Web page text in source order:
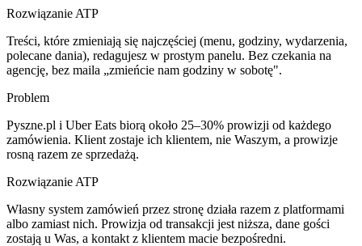
Rozwiązanie ATP
Treści, które zmieniają się najczęściej (menu, godziny, wydarzenia,
polecane dania), redagujesz w prostym panelu. Bez czekania na
agencję, bez maila „zmieńcie nam godziny w sobotę".
Problem
Pyszne.pl i Uber Eats biorą około 25–30% prowizji od każdego
zamówienia. Klient zostaje ich klientem, nie Waszym, a prowizje
rosną razem ze sprzedażą.
Rozwiązanie ATP
Własny system zamówień przez stronę działa razem z platformami
albo zamiast nich. Prowizja od transakcji jest niższa, dane gości
zostają u Was, a kontakt z klientem macie bezpośredni.